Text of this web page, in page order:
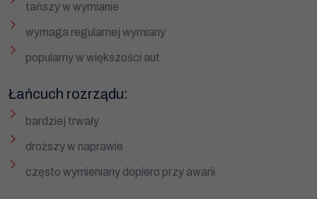
tańszy w wymianie
wymaga regularnej wymiany
popularny w większości aut
Łańcuch rozrządu:
bardziej trwały
droższy w naprawie
często wymieniany dopiero przy awarii